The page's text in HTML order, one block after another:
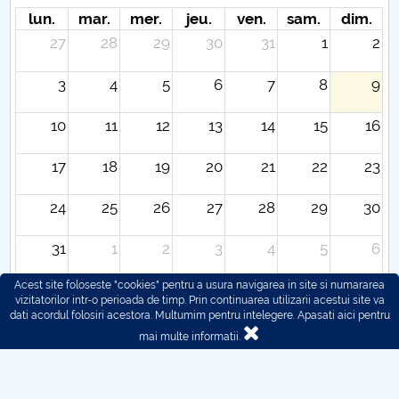
Hotarari Senat 27 aprilie 2020
lun. mar. mer. jeu. ven. sam.
dim.
27
28 29 30 31 1 2
3 4 5 6 7 8 9
10 11 12 13 14 15 16
17 18 19 20 21 22 23
24 25 26 27 28 29 30
31 1 2 3 4 5 6
Acest site foloseste "cookies" pentru a usura navigarea in site si numararea
vizitatorilor intr-o perioada de timp. Prin continuarea utilizarii acestui site va
dati acordul folosiri acestora. Multumim pentru intelegere. Apasati aici pentru
mai multe informatii.